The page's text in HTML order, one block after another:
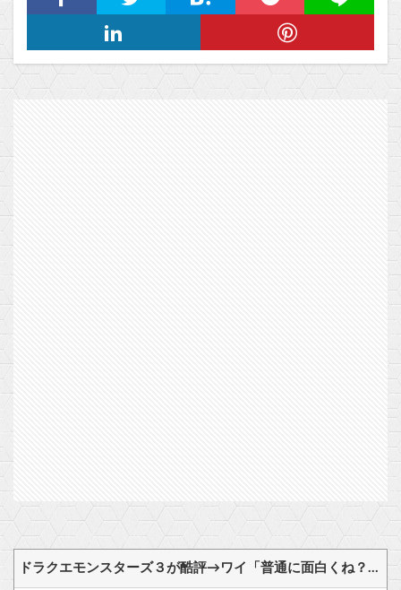
ドラクエモンスターズ３が酷評→ワイ「普通に面白くね？？」